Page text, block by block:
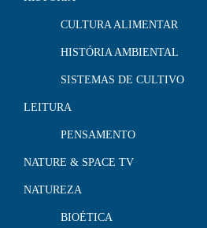
CULTURA ALIMENTAR
HISTÓRIA AMBIENTAL
SISTEMAS DE CULTIVO
LEITURA
PENSAMENTO
NATURE & SPACE TV
NATUREZA
BIOÉTICA